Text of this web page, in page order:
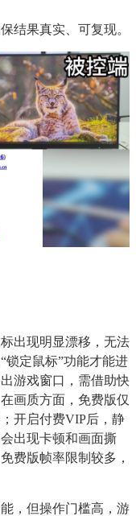
结果真实、可复现。
出现明显漂移，无法
锁定鼠标”功能才能进
游戏窗口，需借助快
画质方面，免费版仅
开启付费VIP后，静
出现卡顿和画面撕
费版帧率限制较多，
，但操作门槛高，游